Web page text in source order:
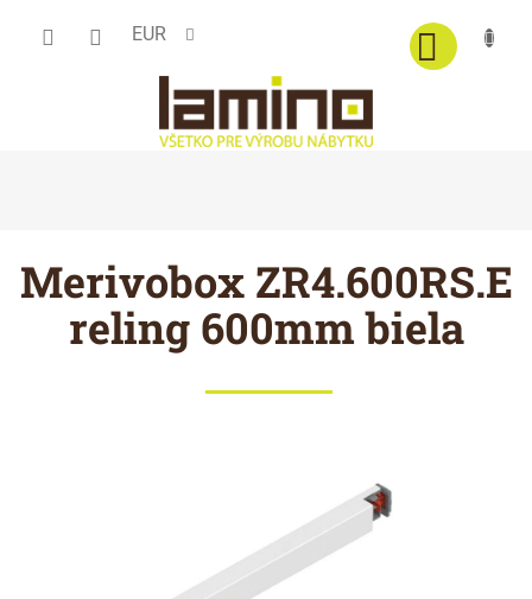
EUR
Merivobox ZR4.600RS.E
reling 600mm biela